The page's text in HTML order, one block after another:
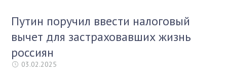
Путин поручил ввести налоговый
вычет для застраховавших жизнь
россиян
03.02.2025